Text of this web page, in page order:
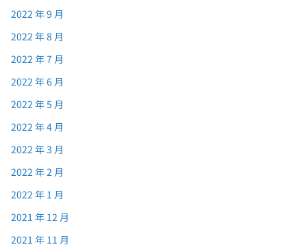
2022 年 9 月
2022 年 8 月
2022 年 7 月
2022 年 6 月
2022 年 5 月
2022 年 4 月
2022 年 3 月
2022 年 2 月
2022 年 1 月
2021 年 12 月
2021 年 11 月